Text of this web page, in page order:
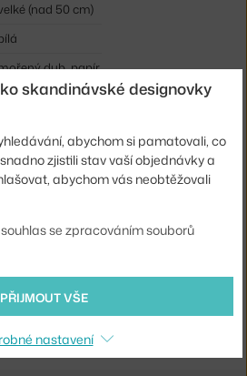
(nad 50 cm)
dub, papír
m
textil / papír
AND-133117A155
naLampa Formakami JH4
toFormakami JH4
skandinávské designovky
abychom si pamatovali, co
zjistili stav vaší objednávky a
abychom vás neobtěžovali
se zpracováním souborů
PŘIJMOUT VŠE
nastavení